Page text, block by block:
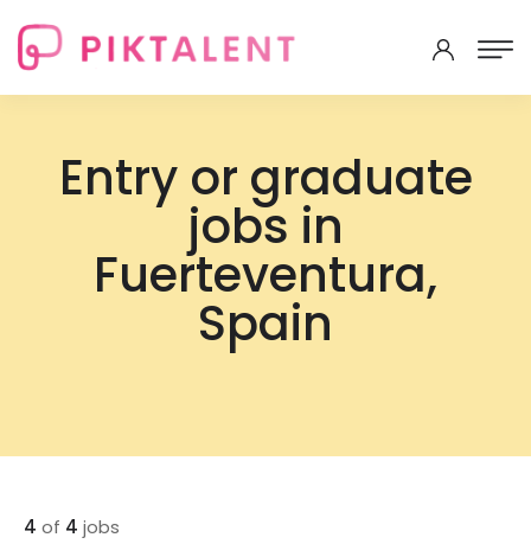
Entry or graduate
jobs in
Fuerteventura,
Spain
4 of 4 jobs